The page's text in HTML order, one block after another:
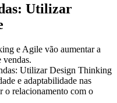
Utilizar
e Agile vão aumentar a
vendas.